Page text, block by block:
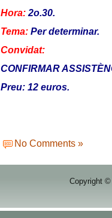
Hora: 2o.30.
Tema: Per determinar.
Convidat:
CONFIRMAR
Preu: 12 euros.
No Comments »
Copyright ©